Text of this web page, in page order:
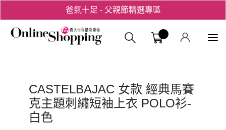
爸氣十足 - 父親節精選專區
用心愛你！七夕星選禮遇！義大購物
CASTELBAJAC 女款 經典馬賽
克主題刺繡短袖上衣 POLO衫-
白色